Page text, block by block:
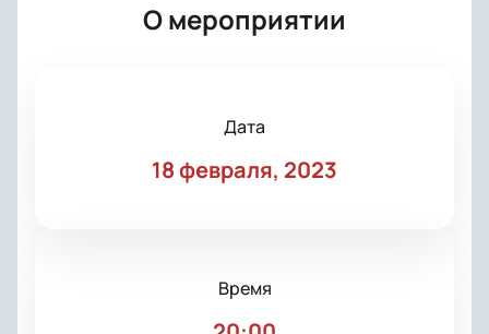
О мероприятии
Дата
18 февраля, 2023
Время